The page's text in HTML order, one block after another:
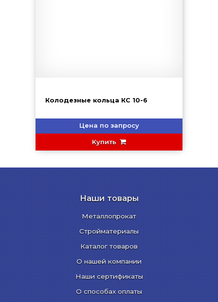
Колодезные кольца КС 10-6
Цена по запросу
Купить
Наши товары
Металлопрокат
Стройматериалы
Каталог товаров
О нашей компании
Наши сертификаты
О способах оплаты